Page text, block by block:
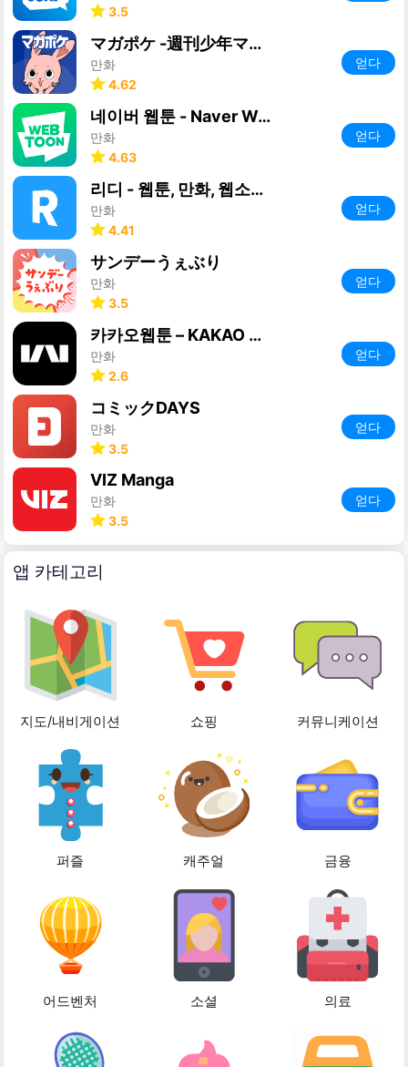
3.5
マガポケ -週刊少年マガジン公式アプリ「マガジンポケット」
만화
4.62
얻다
네이버 웹툰 - Naver Webtoon
만화
4.63
얻다
리디 - 웹툰, 만화, 웹소설, 전자책 모두 여기에!
만화
4.41
얻다
サンデーうぇぶり
만화
3.5
얻다
카카오웹툰 – KAKAO WEBTOON
만화
2.6
얻다
コミックDAYS
만화
3.5
얻다
VIZ Manga
만화
3.5
얻다
앱 카테고리
지도/내비게이션 쇼핑 커뮤니케이션
퍼즐 캐주얼 금융
어드벤처 소셜 의료